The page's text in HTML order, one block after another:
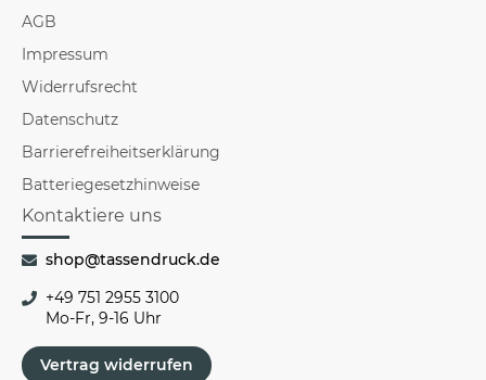
AGB
Impressum
Widerrufsrecht
Datenschutz
Barrierefreiheitserklärung
Batteriegesetzhinweise
Kontaktiere uns
shop@tassendruck.de
+49 751 2955 3100
Mo-Fr, 9-16 Uhr
Vertrag widerrufen